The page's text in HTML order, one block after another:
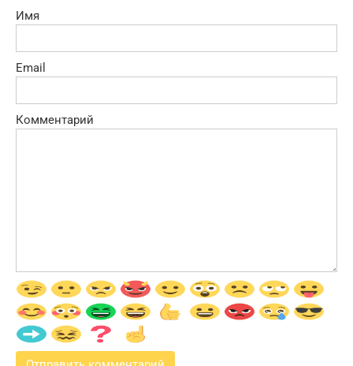
Имя
Email
Комментарий